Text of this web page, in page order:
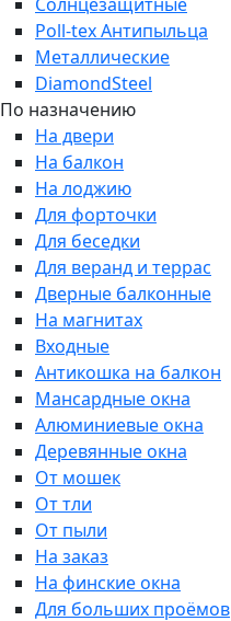
Poll-tex Антипыльца
Металлические
DiamondSteel
По назначению
На двери
На балкон
На лоджию
Для форточки
Для беседки
Для веранд и террас
Дверные балконные
На магнитах
Входные
Антикошка на балкон
Мансардные окна
Алюминиевые окна
Деревянные окна
От мошек
От тли
От пыли
На заказ
На финские окна
Для больших проёмов